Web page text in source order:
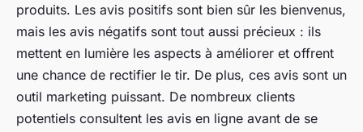
produits. Les avis positifs sont bien sûr les bienvenus,
mais les avis négatifs sont tout aussi précieux : ils
mettent en lumière les aspects à améliorer et offrent
une chance de rectifier le tir. De plus, ces avis sont un
outil marketing puissant. De nombreux clients
potentiels consultent les avis en ligne avant de se